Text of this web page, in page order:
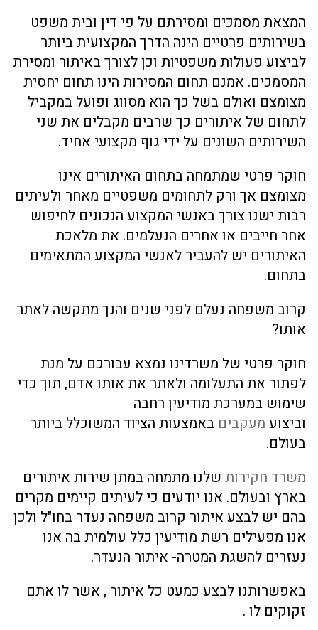
המצאת מסמכים ומסירתם על פי דין ובית משפט
בשירותים פרטיים הינה הדרך המקצועית ביותר
לביצוע פעולות משפטיות וכן לצורך באיתור ומסירת
המסמכים. אמנם תחום המסירות הינו תחום יחסית
מצומצם ואולם בשל כך הוא מסווג ופועל במקביל
לתחום של איתורים כך שרבים מקבלים את שני
השירותים השונים על ידי גוף מקצועי אחיד.
חוקר פרטי שמתמחה בתחום האיתורים אינו
מצומצם אך ורק לתחומים משפטיים מאחר ולעיתים
רבות ישנו צורך באנשי המקצוע הנכונים לחיפוש
אחר חייבים או אחרים הנעלמים. את מלאכת
האיתורים יש להעביר לאנשי המקצוע המתאימים
בתחום.
קרוב משפחה נעלם לפני שנים והנך מתקשה לאתר
אותו?
חוקר פרטי של משרדינו נמצא עבורכם על מנת
לפתור את התעלומה ולאתר את אותו אדם, תוך כדי
שימוש במערכת מודיעין רחבה
וביצוע מעקבים באמצעות הציוד המשוכלל ביותר
בעולם.
משרד חקירותשלנו מתמחה במתן שירות איתורים
בארץ ובעולם. אנו יודעים כי לעיתים קיימים מקרים
בהם יש לבצע איתור קרוב משפחה נעדר בחו"ל ולכן
אנו מפעילים רשת מודיעין כלל עולמית בה אנו
נעזרים להשגת המטרה- איתור הנעדר.
באפשרותנו לבצע כמעט כל איתור , אשר לו אתם
זקוקים לו .